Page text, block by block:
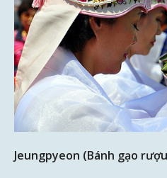
Jeungpyeon (Bánh gạo